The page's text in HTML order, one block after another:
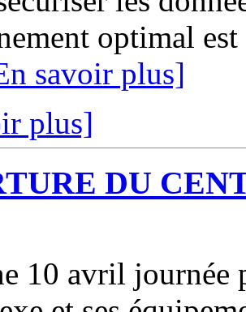
optimal
savoir plus]
plus]
DU
10 avril journée